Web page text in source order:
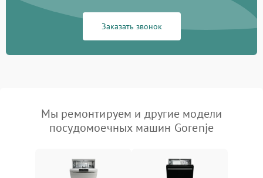
Заказать звонок
Мы ремонтируем и другие модели
посудомоечных машин Gorenje